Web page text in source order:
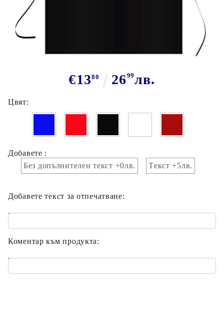
€1380 2699лв.
Цвят:
Добавете :
Без допълнителен текст +0лв.
Tекст +5лв.
Добавете текст за отпечатване:
.
Коментар към продукта:
.